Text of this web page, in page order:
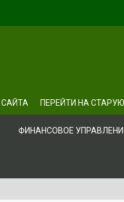
ПЕРЕЙТИ НА
ФИНАНСОВОЕ